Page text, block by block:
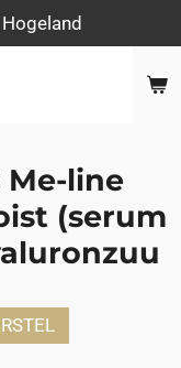
Me-line
(serum